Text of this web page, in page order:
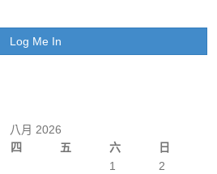
八月 2026
四 五 六 日
1
2